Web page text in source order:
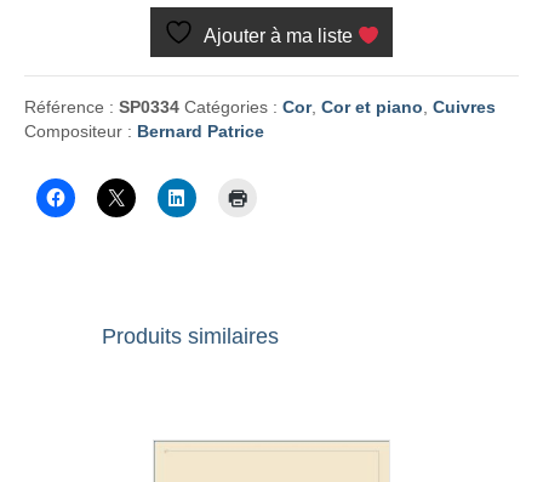
Ajouter à ma liste
Référence : SP0334 Catégories : Cor, Cor et piano, Cuivres
Compositeur : Bernard Patrice
Produits similaires